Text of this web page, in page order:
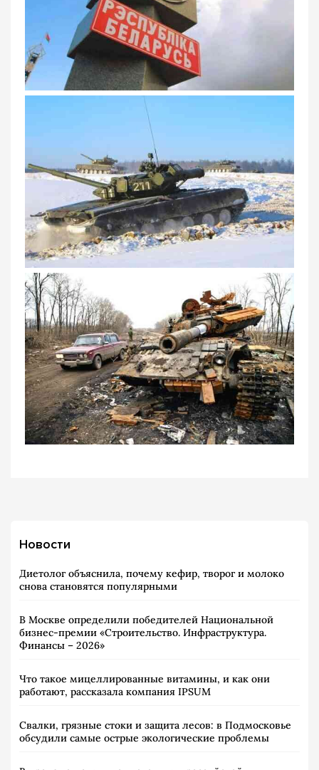
Новости
Диетолог объяснила, почему кефир, творог и молоко
снова становятся популярными
В Москве определили победителей Национальной
бизнес-премии «Строительство. Инфраструктура.
Финансы – 2026»
Что такое мицеллированные витамины, и как они
работают, рассказала компания IPSUM
Свалки, грязные стоки и защита лесов: в Подмосковье
обсудили самые острые экологические проблемы